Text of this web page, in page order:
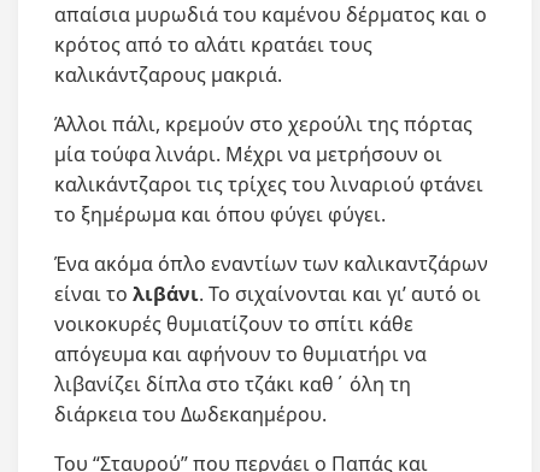
απαίσια μυρωδιά του καμένου δέρματος και ο
κρότος από το αλάτι κρατάει τους
καλικάντζαρους μακριά.
Άλλοι πάλι, κρεμούν στο χερούλι της πόρτας
μία τούφα λινάρι. Μέχρι να μετρήσουν οι
καλικάντζαροι τις τρίχες του λιναριού φτάνει
το ξημέρωμα και όπου φύγει φύγει.
Ένα ακόμα όπλο εναντίων των καλικαντζάρων
είναι το λιβάνι. Το σιχαίνονται και γι’ αυτό οι
νοικοκυρές θυμιατίζουν το σπίτι κάθε
απόγευμα και αφήνουν το θυμιατήρι να
λιβανίζει δίπλα στο τζάκι καθ΄ όλη τη
διάρκεια του Δωδεκαημέρου.
Του “Σταυρού” που περνάει ο Παπάς και